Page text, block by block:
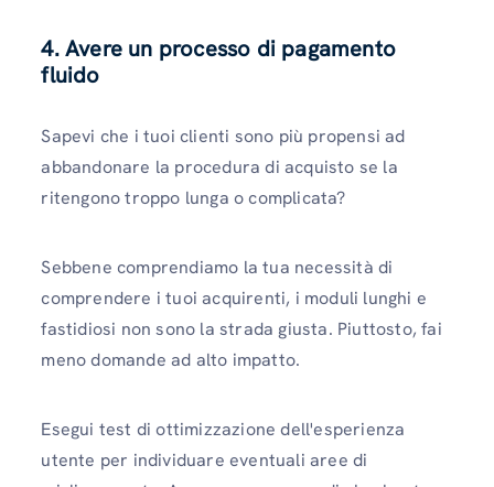
4. Avere un processo di pagamento
fluido
Sapevi che i tuoi clienti sono più propensi ad
abbandonare la procedura di acquisto se la
ritengono troppo lunga o complicata?
Sebbene comprendiamo la tua necessità di
comprendere i tuoi acquirenti, i moduli lunghi e
fastidiosi non sono la strada giusta. Piuttosto, fai
meno domande ad alto impatto.
Esegui test di ottimizzazione dell'esperienza
utente per individuare eventuali aree di